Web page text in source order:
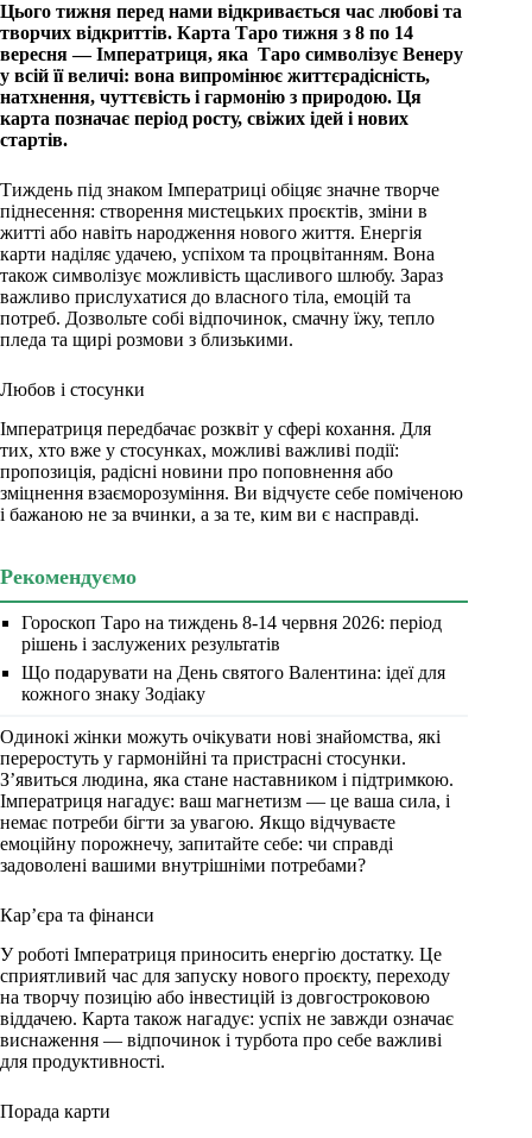
Цього тижня перед нами відкривається час любові та
творчих відкриттів. Карта Таро тижня з 8 по 14
вересня — Імператриця, яка Таро символізує Венеру
у всій її величі: вона випромінює життєрадісність,
натхнення, чуттєвість і гармонію з природою. Ця
карта позначає період росту, свіжих ідей і нових
стартів.
Тиждень під знаком Імператриці обіцяє значне творче
піднесення: створення мистецьких проєктів, зміни в
житті або навіть народження нового життя. Енергія
карти наділяє удачею, успіхом та процвітанням. Вона
також символізує можливість щасливого шлюбу. Зараз
важливо прислухатися до власного тіла, емоцій та
потреб. Дозвольте собі відпочинок, смачну їжу, тепло
пледа та щирі розмови з близькими.
Любов і стосунки
Імператриця передбачає розквіт у сфері кохання. Для
тих, хто вже у стосунках, можливі важливі події:
пропозиція, радісні новини про поповнення або
зміцнення взаєморозуміння. Ви відчуєте себе поміченою
і бажаною не за вчинки, а за те, ким ви є насправді.
Рекомендуємо
Гороскоп Таро на тиждень 8-14 червня 2026: період
рішень і заслужених результатів
Що подарувати на День святого Валентина: ідеї для
кожного знаку Зодіаку
Одинокі жінки можуть очікувати нові знайомства, які
переростуть у гармонійні та пристрасні стосунки.
З’явиться людина, яка стане наставником і підтримкою.
Імператриця нагадує: ваш магнетизм — це ваша сила, і
немає потреби бігти за увагою. Якщо відчуваєте
емоційну порожнечу, запитайте себе: чи справді
задоволені вашими внутрішніми потребами?
Кар’єра та фінанси
У роботі Імператриця приносить енергію достатку. Це
сприятливий час для запуску нового проєкту, переходу
на творчу позицію або інвестицій із довгостроковою
віддачею. Карта також нагадує: успіх не завжди означає
виснаження — відпочинок і турбота про себе важливі
для продуктивності.
Порада карти